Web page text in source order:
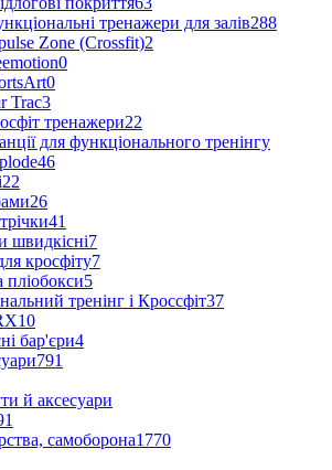
тренажери для залів288
Zone (Crossfit)2
0
0
Trac3
тренажери22
для функціонального тренінгу
46
22
26
41
швидкісні7
кросфіту7
пліобокси5
тренінг і Кроссфіт37
10
бар'єри4
791
й аксесуари
самоборона1770